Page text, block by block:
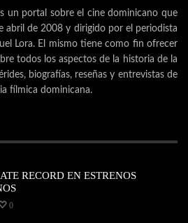
un portal sobre el cine dominicano que
abril de 2008 y dirigido por el periodista
Lora. El mismo tiene como fin ofrecer
todos los aspectos de la historia de la
biografías, reseñas y entrevistas de
fílmica dominicana.
RECORD EN ESTRENOS
0